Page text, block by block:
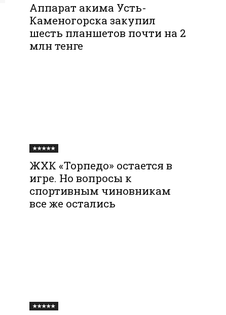
Аппарат акима Усть-
Каменогорска закупил
шесть планшетов почти на 2
млн тенге
★★★★★
ЖХК «Торпедо» остается в
игре. Но вопросы к
спортивным чиновникам
все же остались
★★★★★